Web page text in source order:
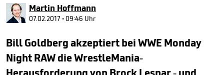
Martin Hoffmann
07.02.2017 • 09:46 Uhr
Bill Goldberg akzeptiert bei WWE Monday
Night RAW die WrestleMania-